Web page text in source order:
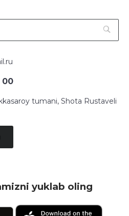
00
tumani, Shota Rustaveli
yuklab oling